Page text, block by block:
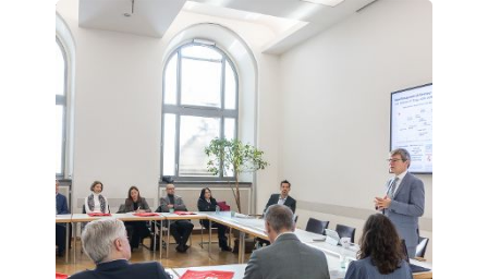
Vienna
Science
Days